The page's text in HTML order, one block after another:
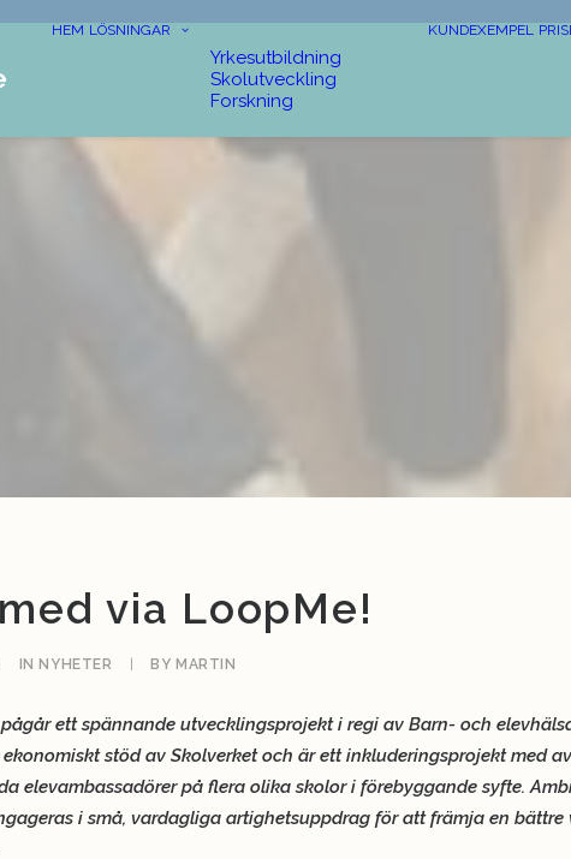
HEM LÖSNINGAR
Yrkesutbildning
Skolutveckling
Forskning
KUNDEXEMPEL
via LoopMe!
IN NYHETER BY MARTIN
ett spännande utvecklingsprojekt i regi av Barn- och
ekonomiskt stöd av Skolverket och är ett inkluderingsprojekt med
elevambassadörer på flera olika skolor i förebyggande syfte.
i små, vardagliga artighetsuppdrag för att främja en